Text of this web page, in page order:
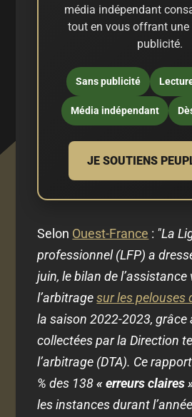
média indépendant
tout en vous offrant une
publicité.
Sans publicité
Média indépendant
JE SOUTIENS
Selon Ouest-France : "La
professionnel (LFP) a
juin, le bilan de l’assistance
l’arbitragesur les pelouses
la saison 2022-2023, grâce
collectées par la Direction
l’arbitrage (DTA). Ce
% des 138« erreurs claires
les instances durant